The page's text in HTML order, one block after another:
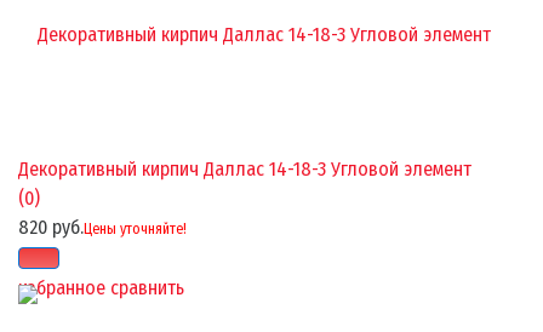
избранное сравнить
Декоративный кирпич Даллас 14-18-3 Угловой элемент
(0)
820 руб.Цены уточняйте!